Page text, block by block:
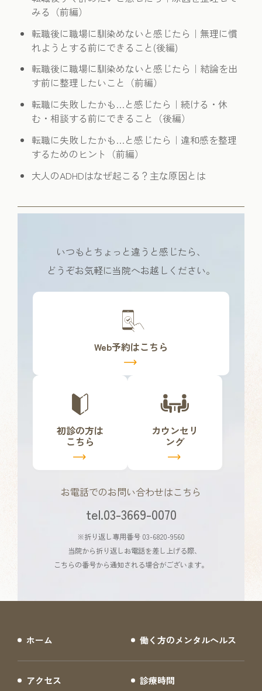
みる（前編）
転職後に職場に馴染めないと感じたら｜無理に慣
れようとする前にできること(後編)
転職後に職場に馴染めないと感じたら｜結論を出
す前に整理したいこと（前編）
転職に失敗したかも…と感じたら｜続ける・休
む・相談する前にできること（後編）
転職に失敗したかも…と感じたら｜違和感を整理
するためのヒント（前編）
大人のADHDはなぜ起こる？主な原因とは
いつもとちょっと違うと感じたら、
どうぞお気軽に当院へお越しください。
Web予約はこちら
カ
ク
初診の方は
こちら
カ
カウンセリ
ング
カ
お電話でのお問い合わせはこちら
tel.03-3669-0070
※折り返し専用番号 03-6820-9560
当院から折り返しお電話を差し上げる際、
こちらの番号から通知される場合がございます。
ホーム 働く方のメンタルヘルス
アクセス 診療時間